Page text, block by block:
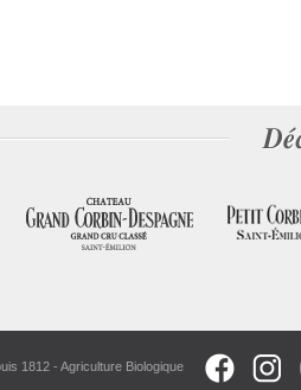
1812 - Agriculture Biologique